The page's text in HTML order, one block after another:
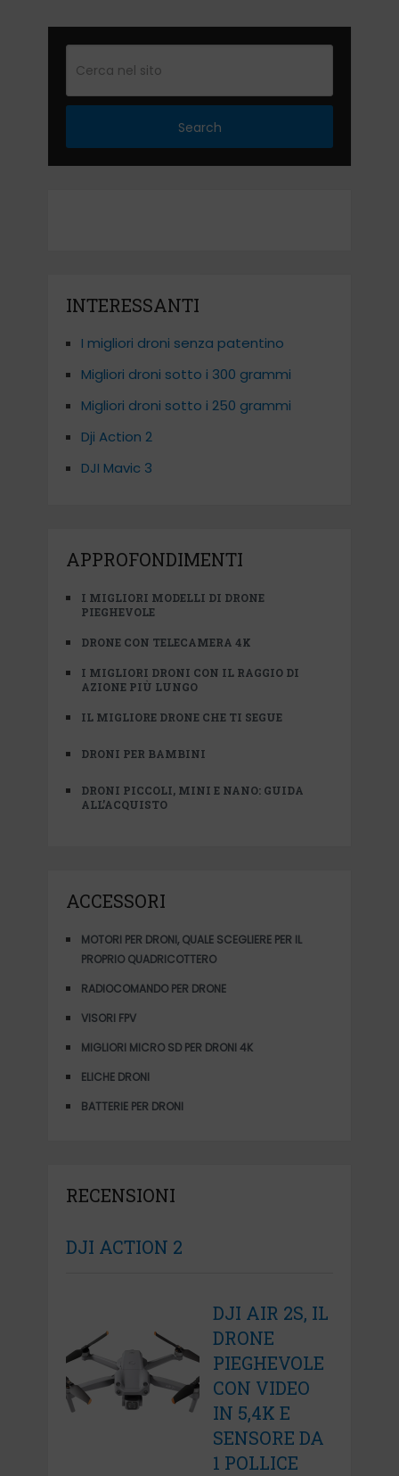
Search
INTERESSANTI
I migliori droni senza patentino
Migliori droni sotto i 300 grammi
Migliori droni sotto i 250 grammi
Dji Action 2
DJI Mavic 3
APPROFONDIMENTI
I MIGLIORI MODELLI DI DRONE
PIEGHEVOLE
DRONE CON TELECAMERA 4K
I MIGLIORI DRONI CON IL RAGGIO DI
AZIONE PIÙ LUNGO
IL MIGLIORE DRONE CHE TI SEGUE
DRONI PER BAMBINI
DRONI PICCOLI, MINI E NANO: GUIDA
ALL’ACQUISTO
ACCESSORI
MOTORI PER DRONI, QUALE SCEGLIERE PER IL
PROPRIO QUADRICOTTERO
RADIOCOMANDO PER DRONE
VISORI FPV
MIGLIORI MICRO SD PER DRONI 4K
ELICHE DRONI
BATTERIE PER DRONI
RECENSIONI
DJI ACTION 2
DJI AIR 2S, IL
DRONE
PIEGHEVOLE
CON VIDEO
IN 5,4K E
SENSORE DA
1 POLLICE